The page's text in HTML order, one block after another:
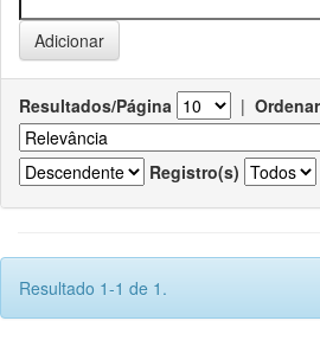
Resultados/Página |
Registro(s)
Resultado 1-1 de 1.